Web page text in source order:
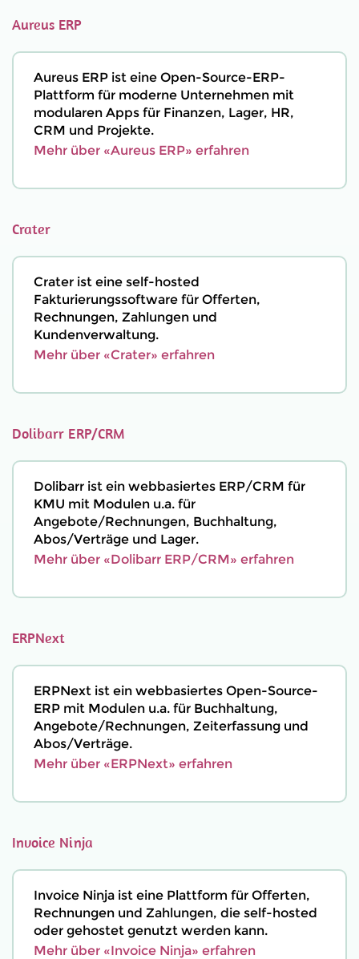
Aureus ERP
Aureus ERP ist eine Open-Source-ERP-
Plattform für moderne Unternehmen mit
modularen Apps für Finanzen, Lager, HR,
CRM und Projekte.
Mehr über «Aureus ERP» erfahren
Crater
Crater ist eine self-hosted
Fakturierungssoftware für Offerten,
Rechnungen, Zahlungen und
Kundenverwaltung.
Mehr über «Crater» erfahren
Dolibarr ERP/CRM
Dolibarr ist ein webbasiertes ERP/CRM für
KMU mit Modulen u.a. für
Angebote/Rechnungen, Buchhaltung,
Abos/Verträge und Lager.
Mehr über «Dolibarr ERP/CRM» erfahren
ERPNext
ERPNext ist ein webbasiertes Open-Source-
ERP mit Modulen u.a. für Buchhaltung,
Angebote/Rechnungen, Zeiterfassung und
Abos/Verträge.
Mehr über «ERPNext» erfahren
Invoice Ninja
Invoice Ninja ist eine Plattform für Offerten,
Rechnungen und Zahlungen, die self-hosted
oder gehostet genutzt werden kann.
Mehr über «Invoice Ninja» erfahren